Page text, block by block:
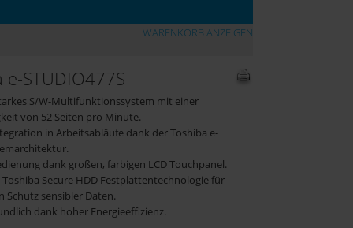
WARENKORB ANZEIGEN
e-STUDIO477S
S/W-Multifunktionssystem mit einer
von 52 Seiten pro Minute.
in Arbeitsabläufe dank der Toshiba e-
dank großen, farbigen LCD Touchpanel.
Secure HDD Festplattentechnologie für
Schutz sensibler Daten.
dank hoher Energieeffizienz.